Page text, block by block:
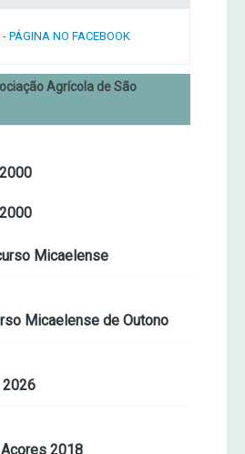
Agrícola de São
Micaelense
Micaelense de Outono
2026
2018